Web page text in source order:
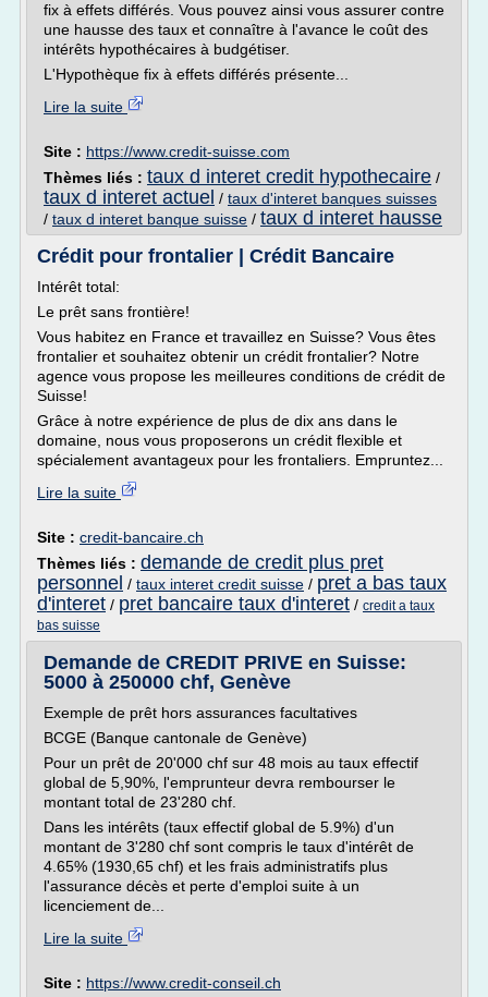
fix à effets différés. Vous pouvez ainsi vous assurer contre
une hausse des taux et connaître à l'avance le coût des
intérêts hypothécaires à budgétiser.
L'Hypothèque fix à effets différés présente...
Lire la suite
Site : https://www.credit-suisse.com
Thèmes liés : taux d interet credit hypothecaire /
taux d interet actuel / taux d'interet banques suisses
/ taux d interet banque suisse / taux d interet hausse
Crédit pour frontalier | Crédit Bancaire
Intérêt total:
Le prêt sans frontière!
Vous habitez en France et travaillez en Suisse? Vous êtes
frontalier et souhaitez obtenir un crédit frontalier? Notre
agence vous propose les meilleures conditions de crédit de
Suisse!
Grâce à notre expérience de plus de dix ans dans le
domaine, nous vous proposerons un crédit flexible et
spécialement avantageux pour les frontaliers. Empruntez...
Lire la suite
Site : credit-bancaire.ch
Thèmes liés : demande de credit plus pret
personnel / taux interet credit suisse / pret a bas taux
d'interet / pret bancaire taux d'interet / credit a taux
bas suisse
Demande de CREDIT PRIVE en Suisse:
5000 à 250000 chf, Genève
Exemple de prêt hors assurances facultatives
BCGE (Banque cantonale de Genève)
Pour un prêt de 20'000 chf sur 48 mois au taux effectif
global de 5,90%, l'emprunteur devra rembourser le
montant total de 23'280 chf.
Dans les intérêts (taux effectif global de 5.9%) d'un
montant de 3'280 chf sont compris le taux d'intérêt de
4.65% (1930,65 chf) et les frais administratifs plus
l'assurance décès et perte d'emploi suite à un
licenciement de...
Lire la suite
Site : https://www.credit-conseil.ch